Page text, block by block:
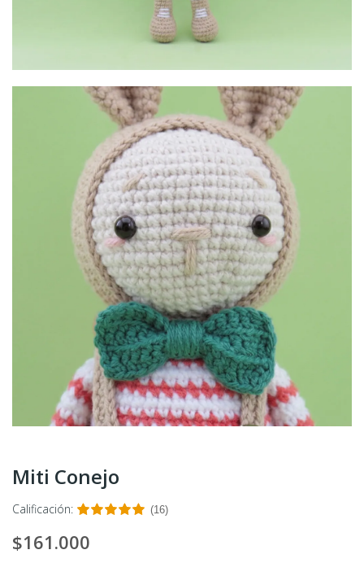
Miti Conejo
Calificación: (16)
$161.000